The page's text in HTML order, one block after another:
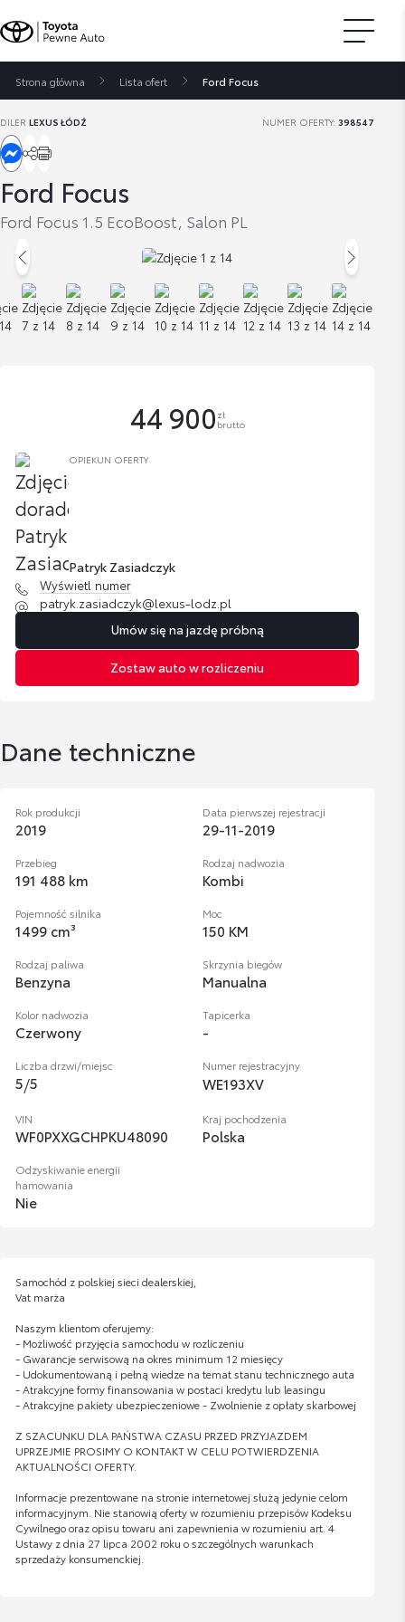
Strona główna Lista ofert Ford Focus
Ford Focus
Ford Focus 1.5 EcoBoost, Salon PL
DILER LEXUS ŁÓDŹ NUMER OFERTY:398547
OPIEKUN OFERTY
Patryk Zasiadczyk
Wyświetl numer
patryk.zasiadczyk@lexus-lodz.pl
Umów się na jazdę próbną
44 900 zł
brutto
Zostaw auto w rozliczeniu
Dane techniczne
Rok produkcji
2019
Data pierwszej rejestracji
29-11-2019
Przebieg
191 488 km
Rodzaj nadwozia
Kombi
Pojemność silnika
1499 cm³
Moc
150 KM
Rodzaj paliwa
Benzyna
Skrzynia biegów
Manualna
Kolor nadwozia
Czerwony
Tapicerka
-
Liczba drzwi/miejsc
5/5
Numer rejestracyjny
WE193XV
VIN
WF0PXXGCHPKU48090
Kraj pochodzenia
Polska
Odzyskiwanie energii
hamowania
Nie
Samochód z polskiej sieci dealerskiej,
Vat marża
Naszym klientom oferujemy:
- Możliwość przyjęcia samochodu w rozliczeniu
- Gwarancje serwisową na okres minimum 12 miesięcy
- Udokumentowaną i pełną wiedze na temat stanu technicznego auta
- Atrakcyjne formy finansowania w postaci kredytu lub leasingu
- Atrakcyjne pakiety ubezpieczeniowe - Zwolnienie z opłaty skarbowej
Z SZACUNKU DLA PAŃSTWA CZASU PRZED PRZYJAZDEM
UPRZEJMIE PROSIMY O KONTAKT W CELU POTWIERDZENIA
AKTUALNOŚCI OFERTY.
Informacje prezentowane na stronie internetowej służą jedynie celom
informacyjnym. Nie stanowią oferty w rozumieniu przepisów Kodeksu
Cywilnego oraz opisu towaru ani zapewnienia w rozumieniu art. 4
Ustawy z dnia 27 lipca 2002 roku o szczególnych warunkach
sprzedaży konsumenckiej.